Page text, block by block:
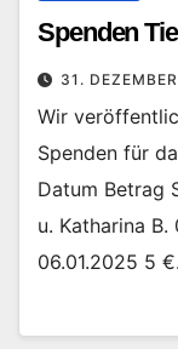
Spenden
31.
Wir
Spenden für
Datum Betrag
u. Katharina B.
06.01.2025 5